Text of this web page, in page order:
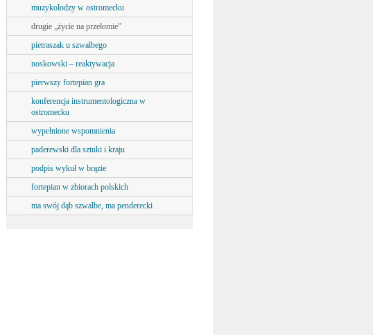
muzykolodzy w ostromecku
drugie „życie na przełomie”
pietraszak u szwalbego
noskowski – reaktywacja
pierwszy fortepian gra
konferencja instrumentologiczna w
ostromecku
wypełnione wspomnienia
paderewski dla sztuki i kraju
podpis wykuł w brązie
fortepian w zbiorach polskich
ma swój dąb szwalbe, ma penderecki